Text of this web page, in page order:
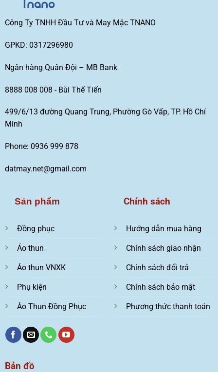
Công Ty TNHH Đầu Tư và May Mặc TNANO
GPKD: 0317296980
Ngân hàng Quân Đội – MB Bank
8888 008 008 - Bùi Thế Tiến
499/6/13 đường Quang Trung, Phường Gò Vấp, TP. Hồ Chí
Minh
Phone: 0936 999 878
datmay.net@gmail.com
Sản phẩm
Đồng phục
Áo thun
Áo thun VNXK
Phụ kiện
Áo Thun Đồng Phục
Chính sách
Hướng dẫn mua hàng
Chính sách giao nhận
Chính sách đổi trả
Chính sách bảo mật
Phương thức thanh toán
Bản đồ